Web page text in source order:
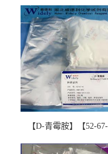
【D-青霉胺】【52-67-